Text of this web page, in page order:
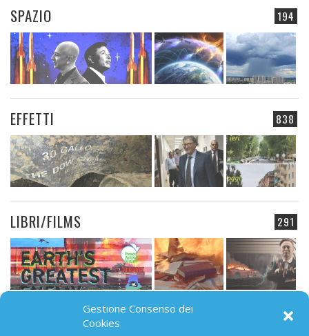
Gestione Consenso dei
Cookies
194
SPAZIO
838
EFFETTI
291
LIBRI/FILMS
91
CAMPO ELETTROMAGNETICO